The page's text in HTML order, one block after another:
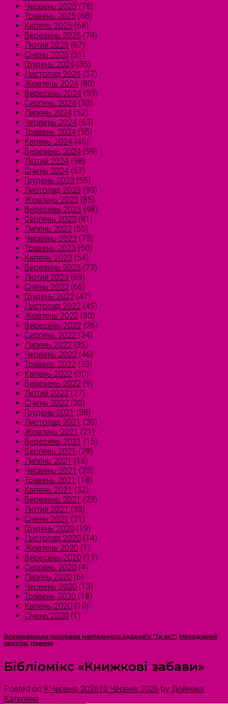
Червень 2025 (76)
Травень 2025 (68)
Квітень 2025 (68)
Березень 2025 (74)
Лютий 2025 (67)
Січень 2025 (51)
Грудень 2024 (35)
Листопад 2024 (57)
Жовтень 2024 (80)
Вересень 2024 (53)
Серпень 2024 (53)
Липень 2024 (52)
Червень 2024 (63)
Травень 2024 (55)
Квітень 2024 (45)
Березень 2024 (59)
Лютий 2024 (58)
Січень 2024 (57)
Грудень 2023 (55)
Листопад 2023 (93)
Жовтень 2023 (85)
Вересень 2023 (98)
Серпень 2023 (81)
Липень 2023 (55)
Червень 2023 (73)
Травень 2023 (50)
Квітень 2023 (54)
Березень 2023 (73)
Лютий 2023 (69)
Січень 2023 (66)
Грудень 2022 (47)
Листопад 2022 (45)
Жовтень 2022 (30)
Вересень 2022 (26)
Серпень 2022 (34)
Липень 2022 (35)
Червень 2022 (46)
Травень 2022 (33)
Квітень 2022 (30)
Березень 2022 (9)
Лютий 2022 (27)
Січень 2022 (30)
Грудень 2021 (38)
Листопад 2021 (20)
Жовтень 2021 (21)
Вересень 2021 (15)
Серпень 2021 (29)
Липень 2021 (16)
Червень 2021 (23)
Травень 2021 (18)
Квітень 2021 (32)
Березень 2021 (23)
Лютий 2021 (33)
Січень 2021 (21)
Грудень 2020 (19)
Листопад 2020 (14)
Жовтень 2020 (1)
Вересень 2020 (11)
Серпень 2020 (4)
Липень 2020 (6)
Червень 2020 (13)
Травень 2020 (18)
Квітень 2020 (10)
Січень 2020 (1)
Всеукраїнська програма ментального здоров'я "Ти як?", Молодіжний
простір, Новини
Бібліомікс «Книжкові забави»
Posted on 9 Червня, 202610 Червня, 2026 by Дейнека
Катерина